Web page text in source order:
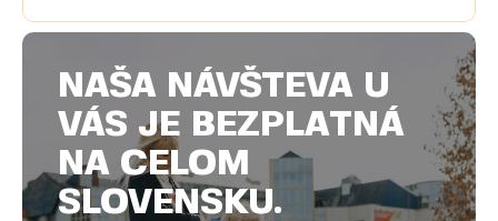
NAŠA NÁVŠTEVA U
VÁS JE BEZPLATNÁ
NA CELOM
SLOVENSKU.